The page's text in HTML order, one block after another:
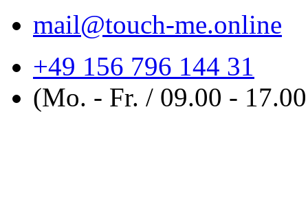
mail@touch-me.online
+49 156 796 144 31
(Mo. - Fr. / 09.00 -